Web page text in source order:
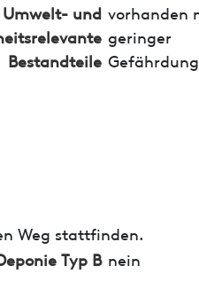
Umwelt- und
Bestandteile
vorhanden
geringer
Gefährdung
Weg stattfinden.
Typ B nein